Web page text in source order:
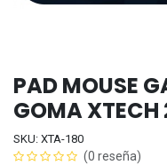
PAD MOUSE
GOMA XTECH
SKU: XTA-180
(0 reseña)